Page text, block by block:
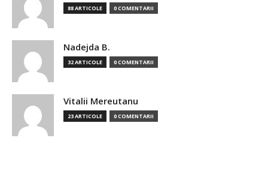
88 ARTICOLE 0 COMENTARII
Nadejda B.
32 ARTICOLE 0 COMENTARII
Vitalii Mereutanu
23 ARTICOLE 0 COMENTARII